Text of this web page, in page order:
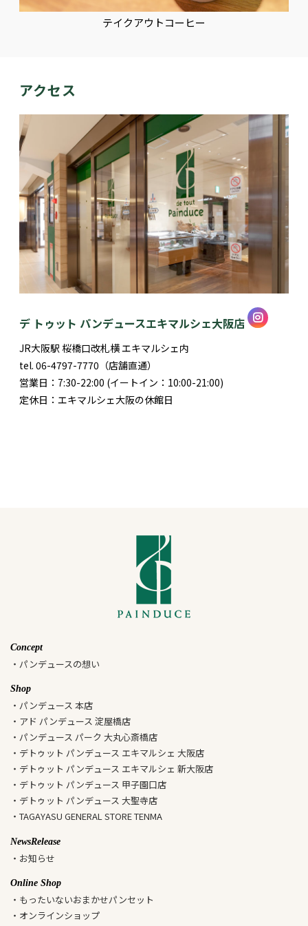
テイクアウトコーヒー
アクセス
デ トゥット パンデュースエキマルシェ大阪店
JR大阪駅 桜橋口改札横 エキマルシェ内
tel. 06-4797-7770（店舗直通）
営業日：7:30-22:00 (イートイン：10:00-21:00)
定休日：エキマルシェ大阪の休館日
Concept
・パンデュースの想い
Shop
・パンデュース 本店
・アド パンデュース 淀屋橋店
・パンデュース パーク 大丸心斎橋店
・デトゥット パンデュース エキマルシェ 大阪店
・デトゥット パンデュース エキマルシェ 新大阪店
・デトゥット パンデュース 甲子園口店
・デトゥット パンデュース 大聖寺店
・TAGAYASU GENERAL STORE TENMA
NewsRelease
・お知らせ
Online Shop
・もったいないおまかせパンセット
・オンラインショップ